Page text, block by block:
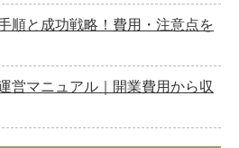
順と成功戦略！費用・注意点を
営マニュアル｜開業費用から収